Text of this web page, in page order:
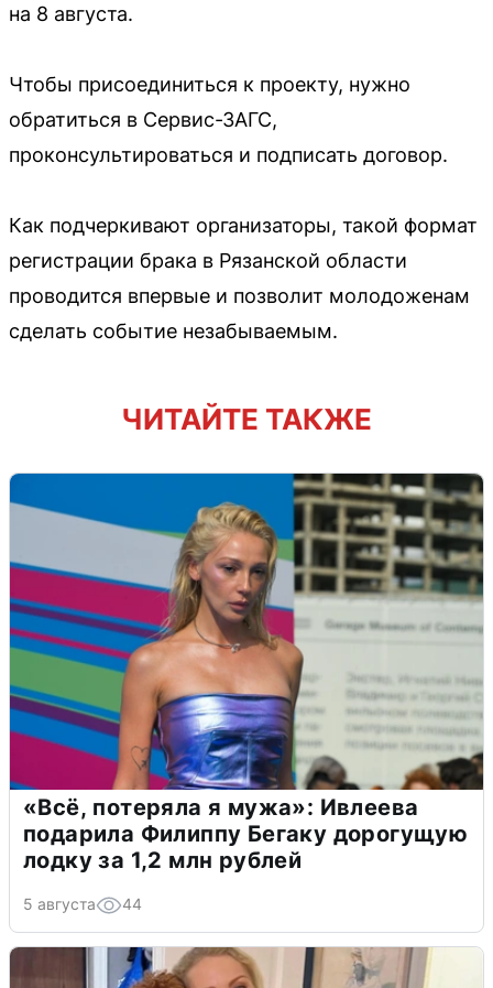
на 8 августа.
Чтобы присоединиться к проекту, нужно
обратиться в Сервис-ЗАГС,
проконсультироваться и подписать договор.
Как подчеркивают организаторы, такой формат
регистрации брака в Рязанской области
проводится впервые и позволит молодоженам
сделать событие незабываемым.
ЧИТАЙТЕ ТАКЖЕ
«Всё, потеряла я мужа»: Ивлеева
подарила Филиппу Бегаку дорогущую
лодку за 1,2 млн рублей
5 августа 44